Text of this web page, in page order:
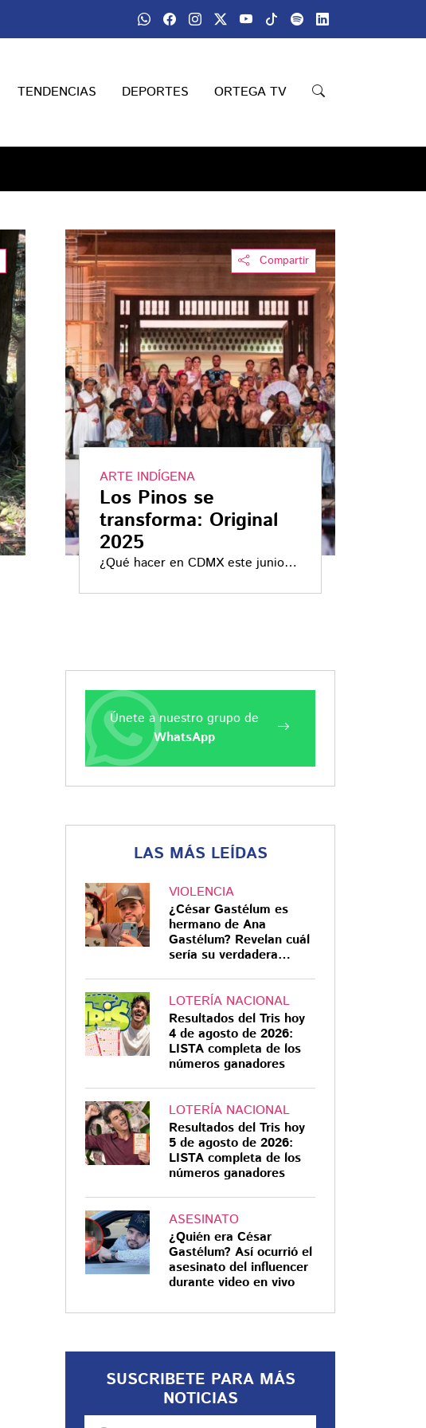
TENDENCIAS DEPORTES ORTEGA TV
Compartir
ARTE INDÍGENA
Los Pinos se
transforma: Original
2025
¿Qué hacer en CDMX este junio
Únete a nuestro grupo de
WhatsApp
LAS MÁS LEÍDAS
VIOLENCIA
¿César Gastélum es
hermano de Ana
Gastélum? Revelan cuál
sería su verdadera
LOTERÍA NACIONAL
Resultados del Tris hoy
4 de agosto de 2026:
LISTA completa de los
números ganadores
LOTERÍA NACIONAL
Resultados del Tris hoy
5 de agosto de 2026:
LISTA completa de los
números ganadores
ASESINATO
¿Quién era César
Gastélum? Así ocurrió el
asesinato del influencer
durante video en vivo
SUSCRIBETE PARA MÁS
NOTICIAS